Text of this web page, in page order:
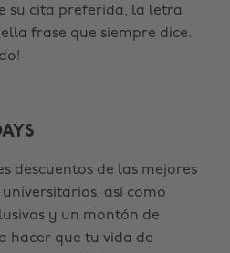
su cita preferida, la letra
frase que siempre dice.
descuentos de las mejores
así como
y un montón de
hacer que tu vida de